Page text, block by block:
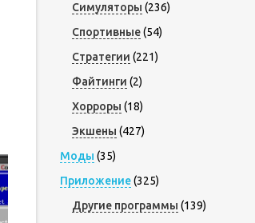
Симуляторы (236)
Спортивные(54)
Стратегии (221)
Файтинги (2)
Хорроры (18)
Экшены (427)
Моды (35)
Приложение(325)
Другие программы (139)